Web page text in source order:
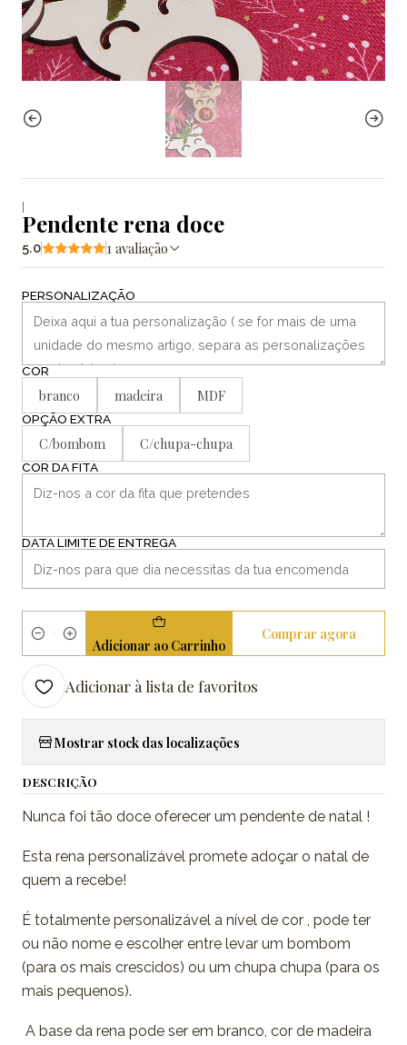
|
Pendente rena doce
5.0 1 avaliação
PERSONALIZAÇÃO
COR
branco madeira MDF
OPÇÃO EXTRA
C/bombom C/chupa-chupa
COR DA FITA
DATA LIMITE DE ENTREGA
Quantidade Adicionar ao Carrinho
Comprar agora
Adicionar à lista de favoritos
Mostrar stock das localizações
DESCRIÇÃO
Nunca foi tão doce oferecer um pendente de natal !
Esta rena personalizável promete adoçar o natal de
quem a recebe!
É totalmente personalizável a nível de cor , pode ter
ou não nome e escolher entre levar um bombom
(para os mais crescidos) ou um chupa chupa (para os
mais pequenos).
A base da rena pode ser em branco, cor de madeira